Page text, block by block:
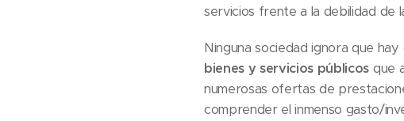
servicios frente a la debilidad de
Ninguna sociedad ignora que
bienes y servicios públicos que
numerosas ofertas de
comprender el inmenso gasto/